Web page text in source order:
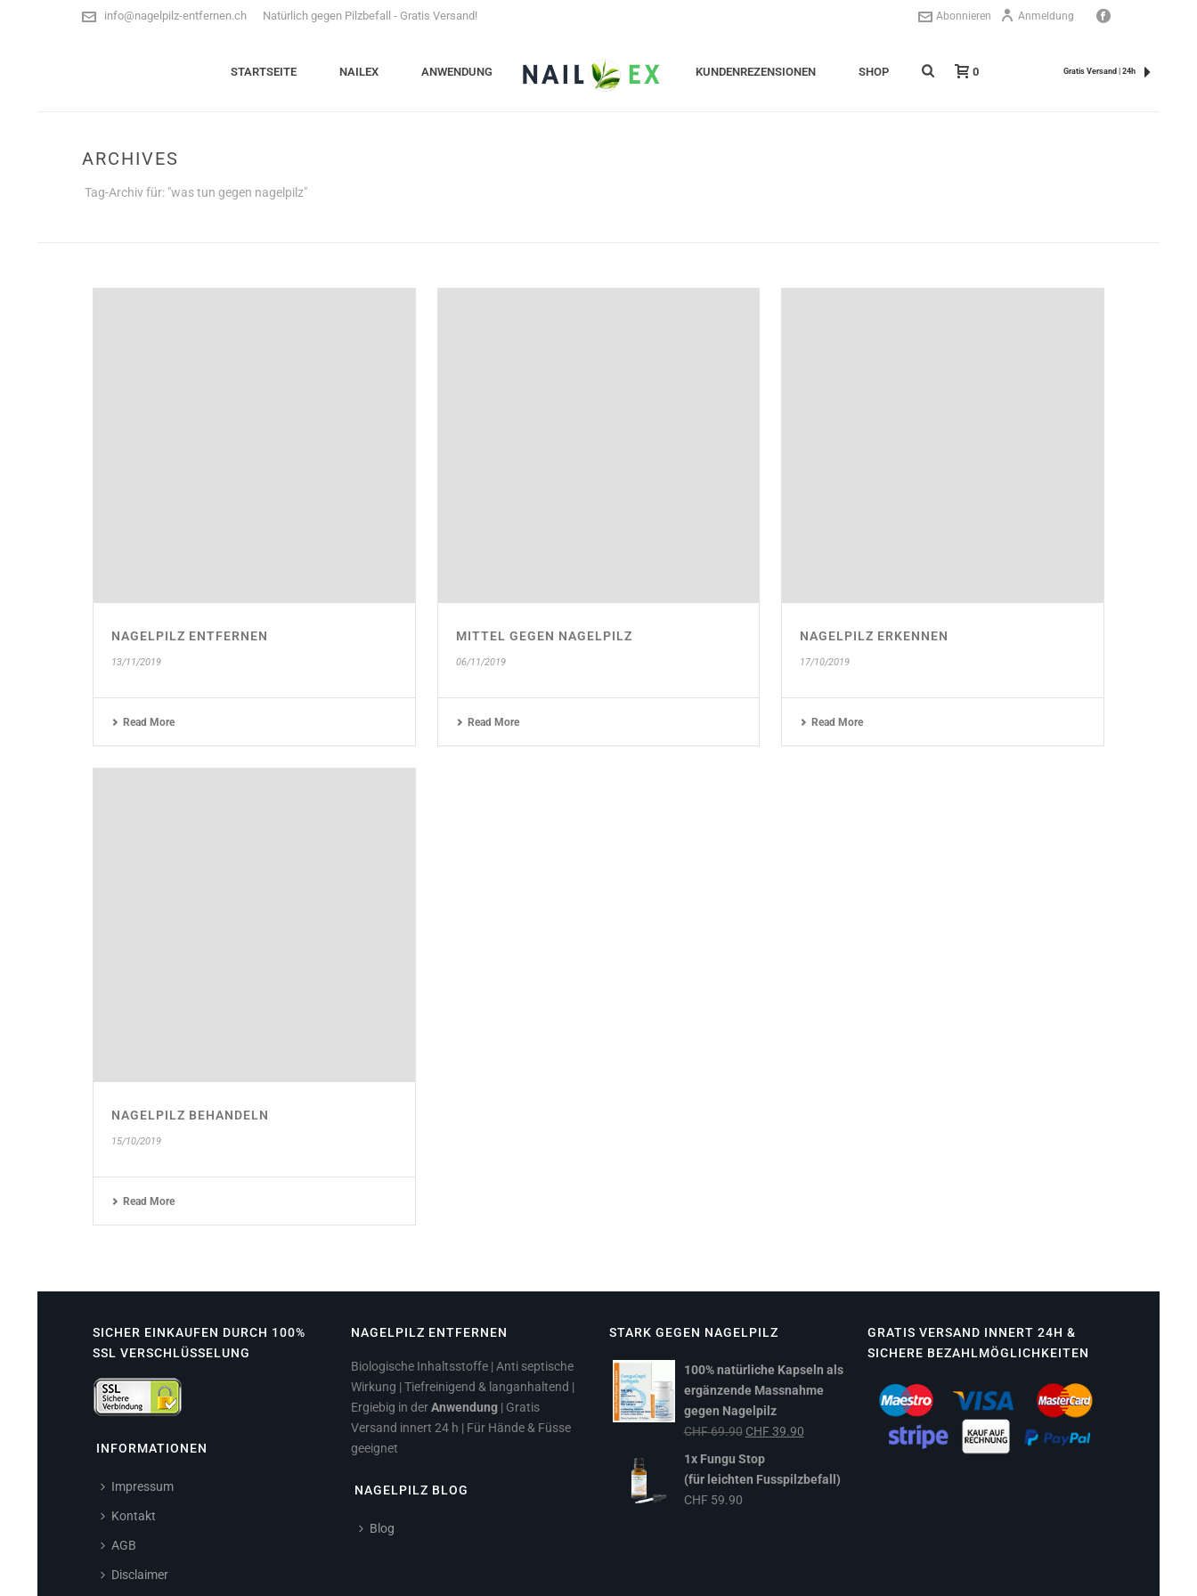
info@nagelpilz-entfernen.ch Natürlich gegen Pilzbefall - Gratis Versand! Anmeldung
Abonnieren
STARTSEITE NAILEX ANWENDUNG KUNDENREZENSIONEN SHOP 0 Gratis Versand | 24h
ARCHIVES
Tag-Archiv für: "was tun gegen nagelpilz"
NAGELPILZ ENTFERNEN
13/11/2019
Read More
MITTEL GEGEN NAGELPILZ
06/11/2019
Read More
NAGELPILZ ERKENNEN
17/10/2019
Read More
NAGELPILZ BEHANDELN
15/10/2019
Read More
SICHER EINKAUFEN DURCH 100%
SSL VERSCHLÜSSELUNG
INFORMATIONEN
Impressum
Kontakt
AGB
Disclaimer
NAGELPILZ ENTFERNEN
Biologische Inhaltsstoffe | Anti septische
Wirkung | Tiefreinigend & langanhaltend |
Ergiebig in derAnwendung | Gratis
Versand innert 24 h | Für Hände & Füsse
geeignet
NAGELPILZ BLOG
Blog
STARK GEGEN NAGELPILZ
100% natürliche Kapseln als
ergänzende Massnahme
gegen Nagelpilz
CHF69.90 Ursprünglicher
CHF39.90Aktueller
ist:
1x Fungu Stop
(für leichten Fusspilzbefall)
CHF59.90
GRATIS VERSAND INNERT 24H &
SICHERE BEZAHLMÖGLICHKEITEN